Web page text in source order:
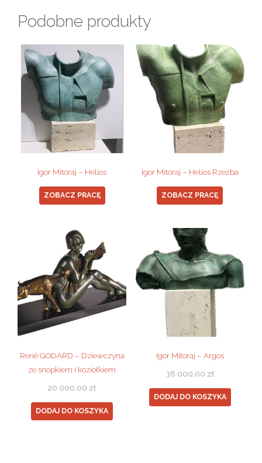
Podobne produkty
Igor Mitoraj – Helios
ZOBACZ PRACĘ
Igor Mitoraj – Helios Rzeźba
ZOBACZ PRACĘ
René GODARD – Dziewczyna
ze snopkiem i koziołkiem
20 000,00 zł
DODAJ DO KOSZYKA
Igor Mitoraj – Argos
38 000,00 zł
DODAJ DO KOSZYKA